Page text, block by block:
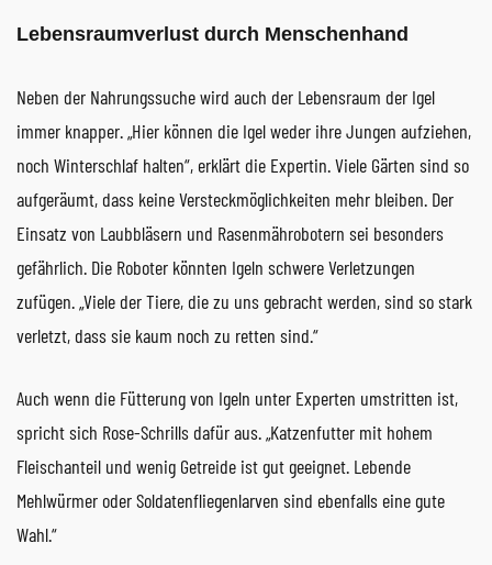
Lebensraumverlust durch Menschenhand
Neben der Nahrungssuche wird auch der Lebensraum der Igel
immer knapper. „Hier können die Igel weder ihre Jungen aufziehen,
noch Winterschlaf halten“, erklärt die Expertin. Viele Gärten sind so
aufgeräumt, dass keine Versteckmöglichkeiten mehr bleiben. Der
Einsatz von Laubbläsern und Rasenmährobotern sei besonders
gefährlich. Die Roboter könnten Igeln schwere Verletzungen
zufügen. „Viele der Tiere, die zu uns gebracht werden, sind so stark
verletzt, dass sie kaum noch zu retten sind.“
Auch wenn die Fütterung von Igeln unter Experten umstritten ist,
spricht sich Rose-Schrills dafür aus. „Katzenfutter mit hohem
Fleischanteil und wenig Getreide ist gut geeignet. Lebende
Mehlwürmer oder Soldatenfliegenlarven sind ebenfalls eine gute
Wahl.“